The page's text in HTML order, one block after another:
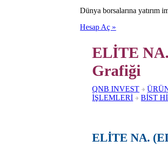
Dünya borsalarına yatırım
Hesap Aç »
ELİTE
Grafiği
QNB INVEST
İŞLEMLERİ
BİST
ELİTE NA.